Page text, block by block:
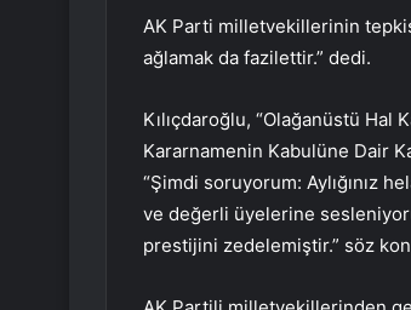
AK Parti milletvekillerinin
ağlamak da fazilettir.” dedi.
Kılıçdaroğlu, “Olağanüstü Hal
Kararnamenin Kabulüne Dair
“Şimdi soruyorum: Aylığınız
ve değerli üyelerine
prestijini zedelemiştir.” söz